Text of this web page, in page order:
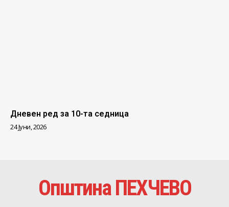
Дневен ред за 10-та седница
24 Јуни, 2026
Општина ПЕХЧЕВО